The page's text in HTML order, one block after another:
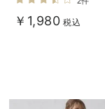
￥1,980 税込